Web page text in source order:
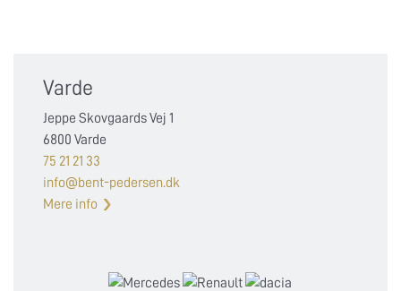
Varde
Jeppe Skovgaards Vej 1
6800 Varde
75 21 21 33
info@bent-pedersen.dk
Mere info